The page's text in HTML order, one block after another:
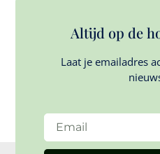
Altijd op de
Laat je emailadres